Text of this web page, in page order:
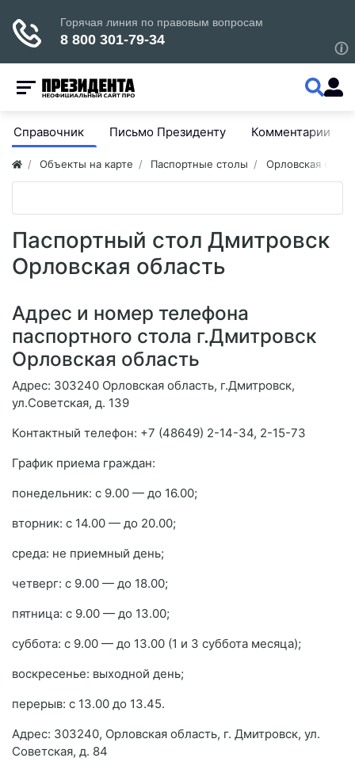
Справочник Письмо Президенту Комментарии
Объекты на карте Паспортные столы Орловская
Паспортный стол Дмитровск
Орловская область
Адрес и номер телефона
паспортного стола г.Дмитровск
Орловская область
Адрес: 303240 Орловская область, г.Дмитровск,
ул.Советская, д. 139
Контактный телефон: +7 (48649) 2-14-34, 2-15-73
График приема граждан:
понедельник: с 9.00 — до 16.00;
вторник: с 14.00 — до 20.00;
среда: не приемный день;
четверг: с 9.00 — до 18.00;
пятница: с 9.00 — до 13.00;
суббота: с 9.00 — до 13.00 (1 и 3 суббота месяца);
воскресенье: выходной день;
перерыв: с 13.00 до 13.45.
Адрес: 303240, Орловская область, г. Дмитровск, ул.
Советская, д. 84